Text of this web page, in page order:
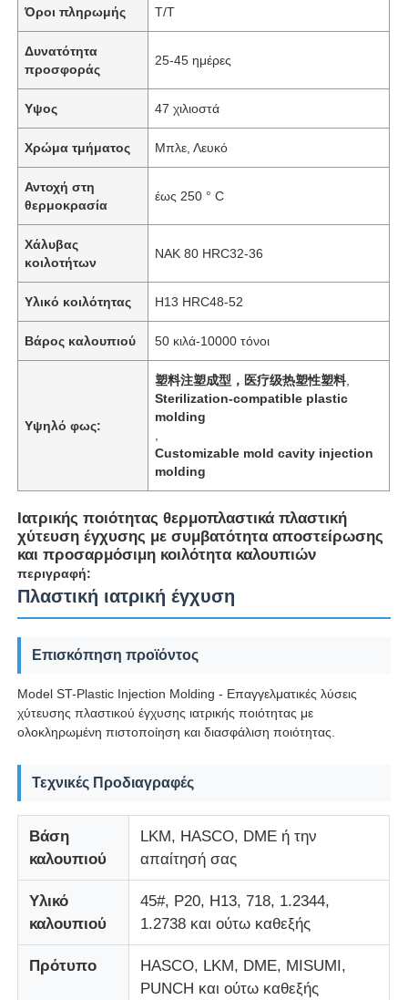
Αρχική Σελίδα
Όροι πληρωμής T/T
Δυνατότητα
προσφοράς
25-45 ημέρες
Υψος 47 χιλιοστά
Χρώμα τμήματος Μπλε, Λευκό
Αντοχή στη
θερμοκρασία
έως 250 ° C
Χάλυβας
κοιλοτήτων
NAK 80 HRC32-36
Υλικό κοιλότητας H13 HRC48-52
Βάρος καλουπιού 50 κιλά-10000 τόνοι
Υψηλό φως:
塑料注塑成型，医疗级热塑性塑料,
Sterilization-compatible plastic
molding
Customizable mold cavity injection
molding
Ιατρικής ποιότητας θερμοπλαστικά πλαστική
χύτευση έγχυσης με συμβατότητα αποστείρωσης
και προσαρμόσιμη κοιλότητα καλουπιών
περιγραφή:
Πλαστική ιατρική έγχυση
Επισκόπηση προϊόντος
Model ST-Plastic Injection Molding - Επαγγελματικές λύσεις
χύτευσης πλαστικού έγχυσης ιατρικής ποιότητας με
ολοκληρωμένη πιστοποίηση και διασφάλιση ποιότητας.
Τεχνικές Προδιαγραφές
Βάση
καλουπιού
LKM, HASCO, DME ή την
απαίτησή σας
Υλικό
καλουπιού
45#, P20, H13, 718, 1.2344,
1.2738 και ούτω καθεξής
Πρότυπο
HASCO, LKM, DME, MISUMI,
PUNCH και ούτω καθεξής